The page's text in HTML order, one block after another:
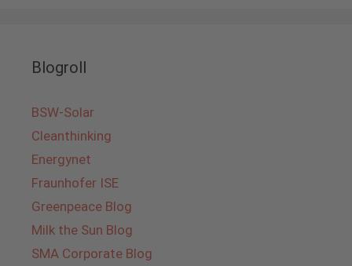
Blogroll
BSW-Solar
Cleanthinking
Energynet
Fraunhofer ISE
Greenpeace Blog
Milk the Sun Blog
SMA Corporate Blog